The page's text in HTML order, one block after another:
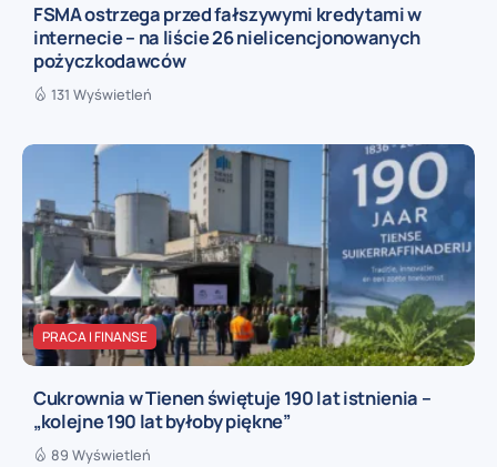
FSMA ostrzega przed fałszywymi kredytami w
internecie – na liście 26 nielicencjonowanych
pożyczkodawców
131 Wyświetleń
PRACA I FINANSE
Cukrownia w Tienen świętuje 190 lat istnienia –
„kolejne 190 lat byłoby piękne”
89 Wyświetleń